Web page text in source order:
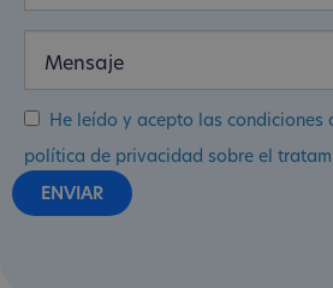
He leído y acepto las condiciones
política de privacidad sobre el